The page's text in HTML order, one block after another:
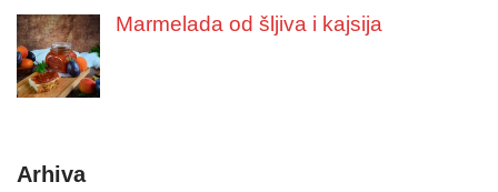
Marmelada od šljiva i kajsija
Arhiva